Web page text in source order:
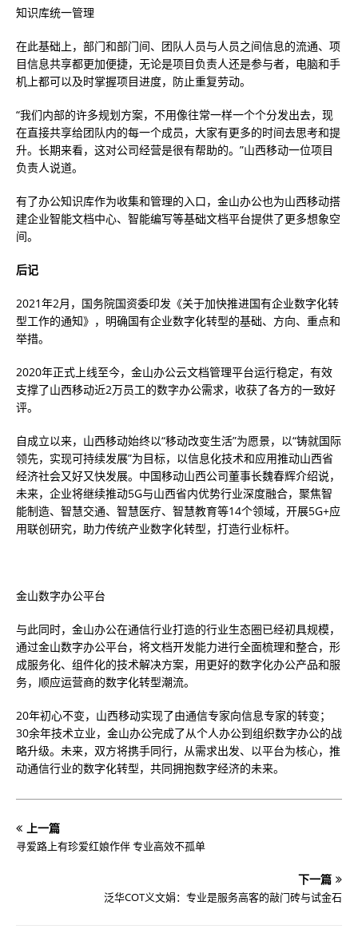
知识库统一管理
在此基础上，部门和部门间、团队人员与人员之间信息的流通、项
目信息共享都更加便捷，无论是项目负责人还是参与者，电脑和手
机上都可以及时掌握项目进度，防止重复劳动。
“我们内部的许多规划方案，不用像往常一样一个个分发出去，现
在直接共享给团队内的每一个成员，大家有更多的时间去思考和提
升。长期来看，这对公司经营是很有帮助的。”山西移动一位项目
负责人说道。
有了办公知识库作为收集和管理的入口，金山办公也为山西移动搭
建企业智能文档中心、智能编写等基础文档平台提供了更多想象空
间。
后记
2021年2月，国务院国资委印发《关于加快推进国有企业数字化转
型工作的通知》，明确国有企业数字化转型的基础、方向、重点和
举措。
2020年正式上线至今，金山办公云文档管理平台运行稳定，有效
支撑了山西移动近2万员工的数字办公需求，收获了各方的一致好
评。
自成立以来，山西移动始终以“移动改变生活”为愿景，以“铸就国际
领先，实现可持续发展”为目标，以信息化技术和应用推动山西省
经济社会又好又快发展。中国移动山西公司董事长魏春辉介绍说，
未来，企业将继续推动5G与山西省内优势行业深度融合，聚焦智
能制造、智慧交通、智慧医疗、智慧教育等14个领域，开展5G+应
用联创研究，助力传统产业数字化转型，打造行业标杆。
金山数字办公平台
与此同时，金山办公在通信行业打造的行业生态圈已经初具规模，
通过金山数字办公平台，将文档开发能力进行全面梳理和整合，形
成服务化、组件化的技术解决方案，用更好的数字化办公产品和服
务，顺应运营商的数字化转型潮流。
20年初心不变，山西移动实现了由通信专家向信息专家的转变；
30余年技术立业，金山办公完成了从个人办公到组织数字办公的战
略升级。未来，双方将携手同行，从需求出发、以平台为核心，推
动通信行业的数字化转型，共同拥抱数字经济的未来。
上一篇
寻爱路上有珍爱红娘作伴 专业高效不孤单
下一篇
泛华COT义文娟：专业是服务高客的敲门砖与试金石